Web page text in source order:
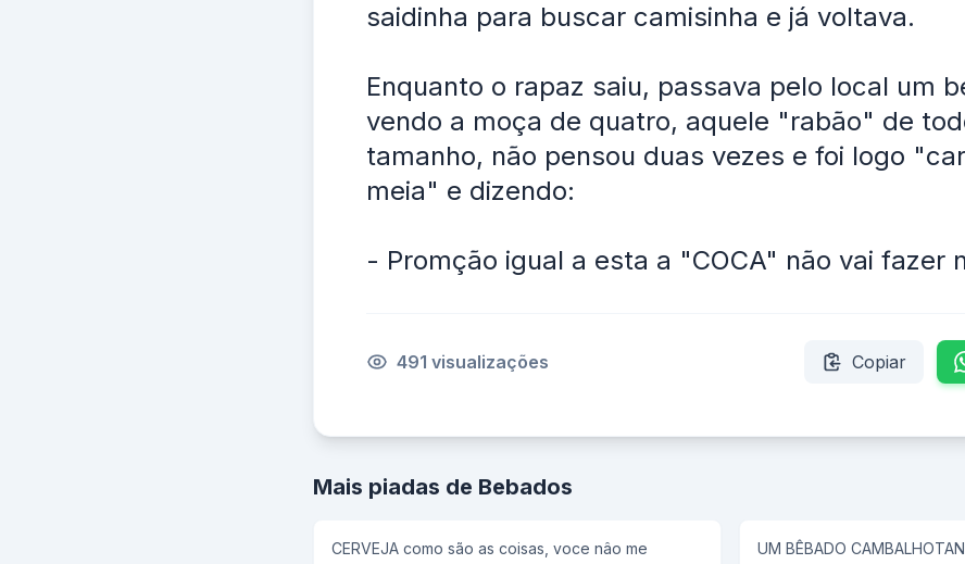
saidinha para buscar camisinha e já voltava.
Enquanto o rapaz saiu, passava pelo local um
vendo a moça de quatro, aquele "rabão" de
tamanho, não pensou duas vezes e foi logo
meia" e dizendo:
- Promção igual a esta a "COCA" não vai fazer
491 visualizações Copiar
Mais piadas de Bebados
CERVEJA como são as coisas, voce nâo me
UM BÊBADO